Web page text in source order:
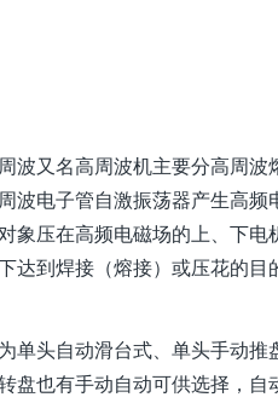
又名高周波机主要分高周波
波电子管自激振荡器产生高
象压在高频电磁场的上、下
到焊接（熔接）或压花的目
头自动滑台式、单头手动
盘也有手动自动可供选择，自